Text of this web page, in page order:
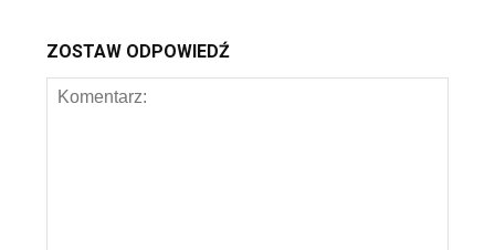
ZOSTAW ODPOWIEDŹ